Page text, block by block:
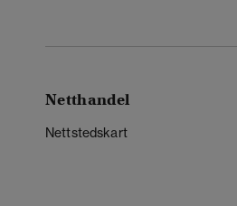
Netthandel
Nettstedskart